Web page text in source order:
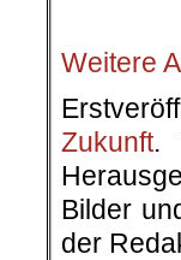
Weitere
Zukunft.
Bilder
der